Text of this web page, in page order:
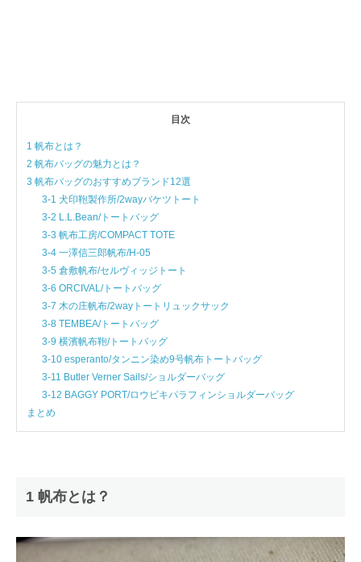
目次
1 帆布とは？
2 帆布バッグの魅力とは？
3 帆布バッグのおすすめブランド12選
3-1 犬印鞄製作所/2wayバケツトート
3-2 L.L.Bean/トートバッグ
3-3 帆布工房/COMPACT TOTE
3-4 一澤信三郎帆布/H-05
3-5 倉敷帆布/セルヴィッジトート
3-6 ORCIVAL/トートバッグ
3-7 木の庄帆布/2wayトートリュックサック
3-8 TEMBEA/トートバッグ
3-9 横濱帆布鞄/トートバッグ
3-10 esperanto/タンニン染め9号帆布トートバッグ
3-11 Butler Verner Sails/ショルダーバッグ
3-12 BAGGY PORT/ロウビキパラフィンショルダーバッグ
まとめ
1 帆布とは？